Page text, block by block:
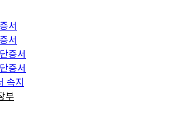
서
서
증서
증서
속지
부